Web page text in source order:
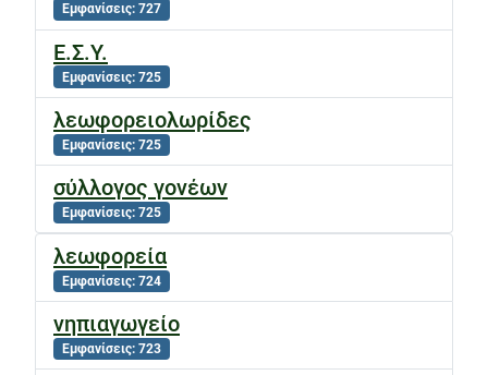
Εμφανίσεις: 727
Ε.Σ.Υ.
Εμφανίσεις: 725
λεωφορειολωρίδες
Εμφανίσεις: 725
σύλλογος γονέων
Εμφανίσεις: 725
λεωφορεία
Εμφανίσεις: 724
νηπιαγωγείο
Εμφανίσεις: 723